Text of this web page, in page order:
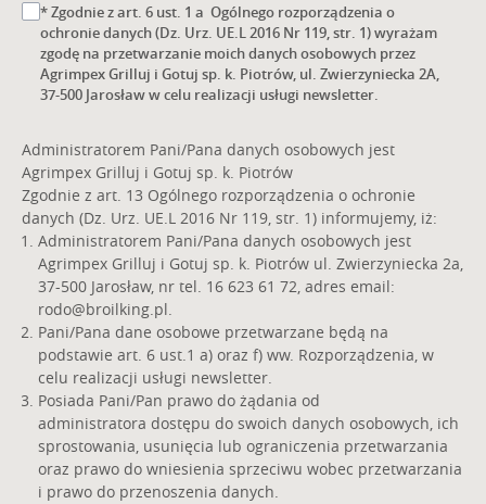
* Zgodnie z art. 6 ust. 1 a Ogólnego rozporządzenia o
ochronie danych (Dz. Urz. UE.L 2016 Nr 119, str. 1) wyrażam
zgodę na przetwarzanie moich danych osobowych przez
Agrimpex Grilluj i Gotuj sp. k. Piotrów, ul. Zwierzyniecka 2A,
37-500 Jarosław w celu realizacji usługi newsletter.
Administratorem Pani/Pana danych osobowych jest
Agrimpex Grilluj i Gotuj sp. k. Piotrów
Zgodnie z art. 13 Ogólnego rozporządzenia o ochronie
danych (Dz. Urz. UE.L 2016 Nr 119, str. 1) informujemy, iż:
Administratorem Pani/Pana danych osobowych jest
Agrimpex Grilluj i Gotuj sp. k. Piotrów ul. Zwierzyniecka 2a,
37-500 Jarosław, nr tel. 16 623 61 72, adres email:
rodo@broilking.pl
Pani/Pana dane osobowe przetwarzane będą na
podstawie art. 6 ust.1 a) oraz f) ww. Rozporządzenia, w
celu realizacji usługi newsletter.
Posiada Pani/Pan prawo do żądania od
administratora dostępu do swoich danych osobowych, ich
sprostowania, usunięcia lub ograniczenia przetwarzania
oraz prawo do wniesienia sprzeciwu wobec przetwarzania
i prawo do przenoszenia danych.